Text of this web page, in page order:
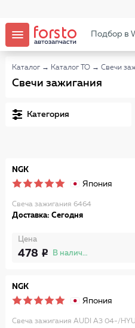
Подбор в
Каталог → Каталог ТО → Свечи
Свечи зажигания
Категория
NGK
Япония
Свеча зажигания 6464
Доставка: Сегодня
Цена
478 В наличии
NGK
Япония
Свеча зажигания AUDI A3 04-/